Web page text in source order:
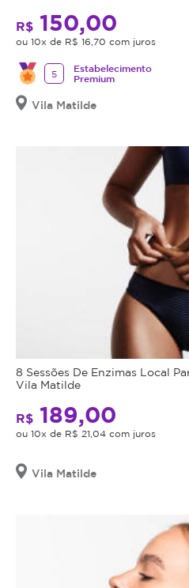
R$ 150,00
ou 10x de R$ 16,70 com juros
5
Estabelecimento
Premium
Vila Matilde
8 Sessões De Enzimas Local
Vila Matilde
R$ 189,00
ou 10x de R$ 21,04 com juros
Vila Matilde